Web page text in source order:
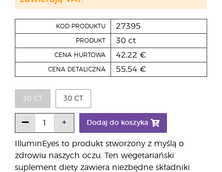
IlluminEyes to produkt stworzony z myślą o
zdrowiu naszych oczu. Ten wegetariański
suplement diety zawiera niezbędne składniki
KOD PRODUKTU 27395
PRODUKT 30 ct
CENA HURTOWA 42,22 €
CENA DETALICZNA 55,54 €
30 CT 30 CT
Dodaj do koszyka